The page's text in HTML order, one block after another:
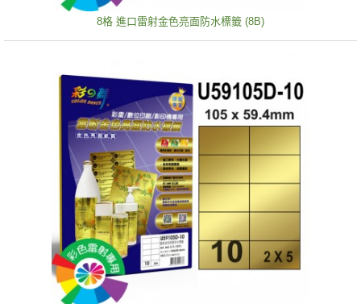
8格 進口雷射金色亮面防水標籤 (8B)